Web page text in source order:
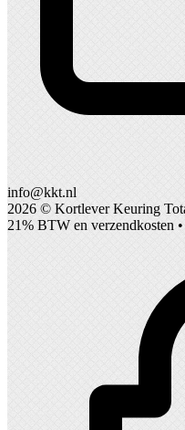
info@kkt.nl
2026 © Kortlever Keuring
21% BTW en verzendkosten •